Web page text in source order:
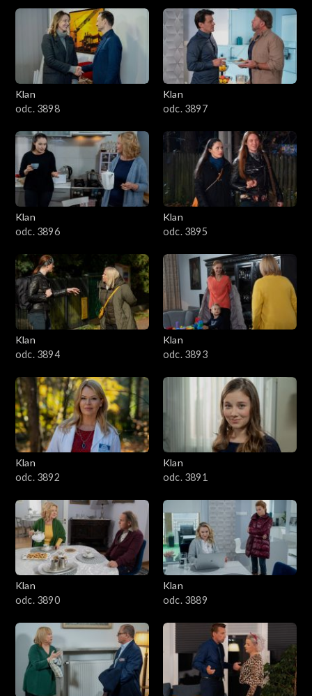
się na łóżku, robiąc dla niego miejsce.
4301–4400
4201–4300
4101–4200
3901–4000
3801–3900
3701–3800
3601–3700
3501–3600
3401–3500
3201–3300
3101–3200
3001–3100
2901–3000
2801–2900
2701–2800
2501–2600
2401–2500
Klan
odc. 3898
Klan
odc. 3897
Klan
odc. 3896
Klan
odc. 3895
Klan
odc. 3894
Klan
odc. 3893
Klan
odc. 3892
Klan
odc. 3891
Klan
odc. 3890
Klan
odc. 3889